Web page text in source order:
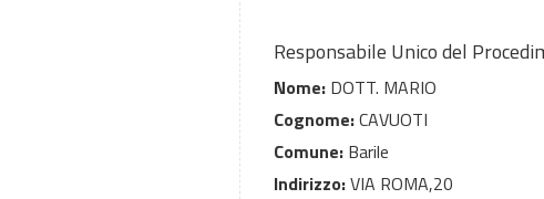
Responsabile Unico del
Nome: DOTT. MARIO
Cognome:CAVUOTI
Comune: Barile
Indirizzo:VIA ROMA,20